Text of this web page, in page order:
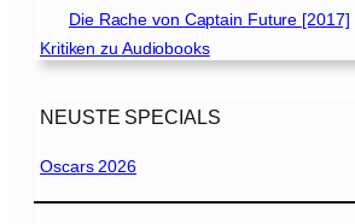
Die Rache von Captain Future [2017]
Kritiken zu Audiobooks
NEUSTE SPECIALS
Oscars 2026